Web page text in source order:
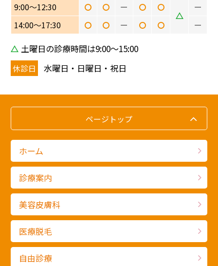
9:00〜12:30
ー
ー
14:00〜17:30
ー ー
土曜日の診療時間は9:00〜15:00
休診日 水曜日・日曜日・祝日
ページトップ
ホーム
診療案内
美容皮膚科
医療脱毛
自由診療